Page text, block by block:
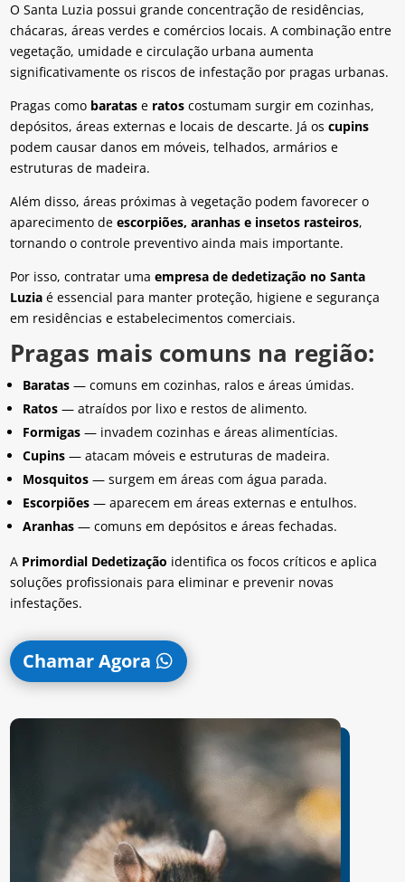
O Santa Luzia possui grande concentração de residências,
chácaras, áreas verdes e comércios locais. A combinação entre
vegetação, umidade e circulação urbana aumenta
significativamente os riscos de infestação por pragas urbanas.
Pragas como baratas e ratos costumam surgir em cozinhas,
depósitos, áreas externas e locais de descarte. Já oscupins
podem causar danos em móveis, telhados, armários e
estruturas de madeira.
Além disso, áreas próximas à vegetação podem favorecer o
aparecimento deescorpiões, aranhas e insetos rasteiros,
tornando o controle preventivo ainda mais importante.
Por isso, contratar umaempresa de dedetização no Santa
Luzia é essencial para manter proteção, higiene e segurança
em residências e estabelecimentos comerciais.
Pragas mais comuns na região:
Baratas — comuns em cozinhas, ralos e áreas úmidas.
Ratos — atraídos por lixo e restos de alimento.
Formigas — invadem cozinhas e áreas alimentícias.
Cupins — atacam móveis e estruturas de madeira.
Mosquitos — surgem em áreas com água parada.
Escorpiões — aparecem em áreas externas e entulhos.
Aranhas — comuns em depósitos e áreas fechadas.
A Primordial Dedetização identifica os focos críticos e aplica
soluções profissionais para eliminar e prevenir novas
infestações.
Chamar Agora